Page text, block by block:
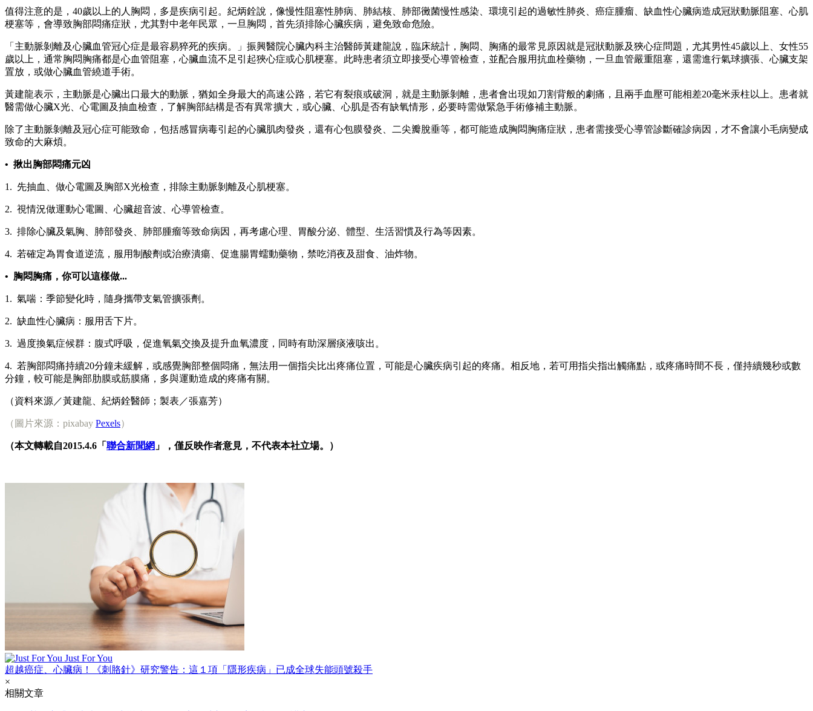
值得注意的是，40歲以上的人胸悶，多是疾病引起。紀炳銓說，像慢性阻塞性肺病、肺結核、肺部黴菌慢性感染、環境引起的過敏性肺炎、癌症腫瘤、缺血性心臟病造成冠狀動脈阻塞、心肌
梗塞等，會導致胸部悶痛症狀，尤其對中老年民眾，一旦胸悶，首先須排除心臟疾病，避免致命危險。
「主動脈剝離及心臟血管冠心症是最容易猝死的疾病。」振興醫院心臟內科主治醫師黃建龍說，臨床統計，胸悶、胸痛的最常見原因就是冠狀動脈及狹心症問題，尤其男性45歲以上、女性55
歲以上，通常胸悶胸痛都是心血管阻塞，心臟血流不足引起狹心症或心肌梗塞。此時患者須立即接受心導管檢查，並配合服用抗血栓藥物，一旦血管嚴重阻塞，還需進行氣球擴張、心臟支架
置放，或做心臟血管繞道手術。
黃建龍表示，主動脈是心臟出口最大的動脈，猶如全身最大的高速公路，若它有裂痕或破洞，就是主動脈剝離，患者會出現如刀割背般的劇痛，且兩手血壓可能相差20毫米汞柱以上。患者就
醫需做心臟X光、心電圖及抽血檢查，了解胸部結構是否有異常擴大，或心臟、心肌是否有缺氧情形，必要時需做緊急手術修補主動脈。
除了主動脈剝離及冠心症可能致命，包括感冒病毒引起的心臟肌肉發炎，還有心包膜發炎、二尖瓣脫垂等，都可能造成胸悶胸痛症狀，患者需接受心導管診斷確診病因，才不會讓小毛病變成
致命的大麻煩。
• 揪出胸部悶痛元凶
1. 先抽血、做心電圖及胸部X光檢查，排除主動脈剝離及心肌梗塞。
2. 視情況做運動心電圖、心臟超音波、心導管檢查。
3. 排除心臟及氣胸、肺部發炎、肺部腫瘤等致命病因，再考慮心理、胃酸分泌、體型、生活習慣及行為等因素。
4. 若確定為胃食道逆流，服用制酸劑或治療潰瘍、促進腸胃蠕動藥物，禁吃消夜及甜食、油炸物。
• 胸悶胸痛，你可以這樣做...
1. 氣喘：季節變化時，隨身攜帶支氣管擴張劑。
2. 缺血性心臟病：服用舌下片。
3. 過度換氣症候群：腹式呼吸，促進氧氣交換及提升血氧濃度，同時有助深層痰液咳出。
4. 若胸部悶痛持續20分鐘未緩解，或感覺胸部整個悶痛，無法用一個指尖比出疼痛位置，可能是心臟疾病引起的疼痛。相反地，若可用指尖指出觸痛點，或疼痛時間不長，僅持續幾秒或數
分鐘，較可能是胸部肋膜或筋膜痛，多與運動造成的疼痛有關。
（資料來源／黃建龍、紀炳銓醫師；製表／張嘉芳）
（圖片來源：pixabay Pexels）
（本文轉載自2015.4.6「 聯合新聞網 」，僅反映作者意見，不代表本社立場。）
Just For You
超越癌症、心臟病！《刺胳針》研究警告：這１項「隱形疾病」已成全球失能頭號殺手
×
相關文章